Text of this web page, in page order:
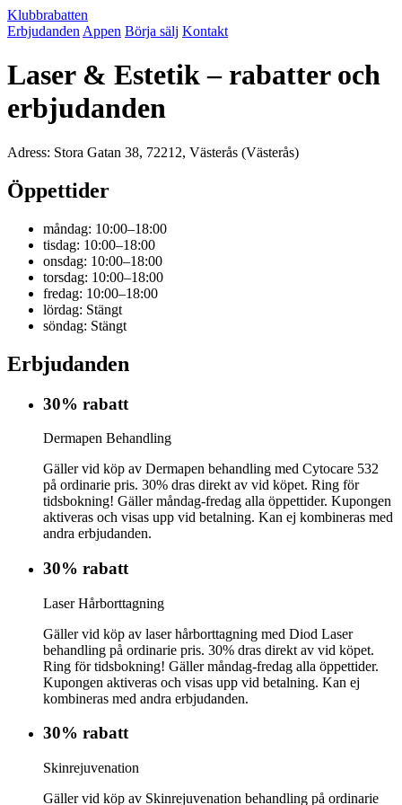
Klubbrabatten
Erbjudanden Appen Börja sälj Kontakt
Laser & Estetik – rabatter och
erbjudanden
Adress: Stora Gatan 38, 72212, Västerås (Västerås)
Öppettider
måndag: 10:00–18:00
tisdag: 10:00–18:00
onsdag: 10:00–18:00
torsdag: 10:00–18:00
fredag: 10:00–18:00
lördag: Stängt
söndag: Stängt
Erbjudanden
30% rabatt
Dermapen Behandling
Gäller vid köp av Dermapen behandling med Cytocare 532
på ordinarie pris. 30% dras direkt av vid köpet. Ring för
tidsbokning! Gäller måndag-fredag alla öppettider. Kupongen
aktiveras och visas upp vid betalning. Kan ej kombineras med
andra erbjudanden.
30% rabatt
Laser Hårborttagning
Gäller vid köp av laser hårborttagning med Diod Laser
behandling på ordinarie pris. 30% dras direkt av vid köpet.
Ring för tidsbokning! Gäller måndag-fredag alla öppettider.
Kupongen aktiveras och visas upp vid betalning. Kan ej
kombineras med andra erbjudanden.
30% rabatt
Skinrejuvenation
Gäller vid köp av Skinrejuvenation behandling på ordinarie